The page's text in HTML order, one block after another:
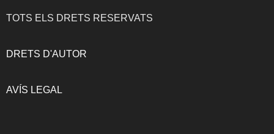
TOTS ELS DRETS RESERVATS
DRETS D'AUTOR
AVÍS LEGAL